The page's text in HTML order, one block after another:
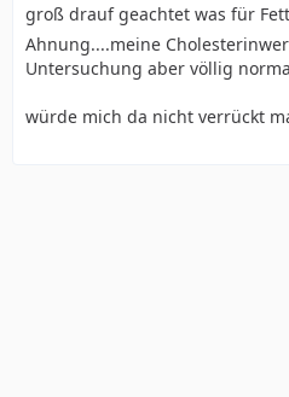
groß drauf geachtet was für
Ahnung....meine
Untersuchung aber völlig
würde mich da nicht verrückt